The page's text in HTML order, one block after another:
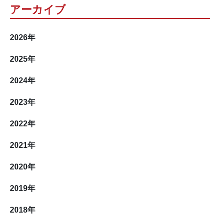
アーカイブ
2026年
2025年
2024年
2023年
2022年
2021年
2020年
2019年
2018年